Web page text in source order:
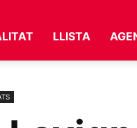
LLISTA